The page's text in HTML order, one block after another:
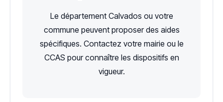
Le département Calvados ou votre
commune peuvent proposer des aides
spécifiques. Contactez votre mairie ou le
CCAS pour connaître les dispositifs en
vigueur.